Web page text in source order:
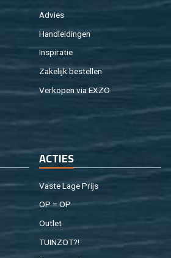
Ad­vies
Hand­lei­din­gen
In­spi­ra­tie
Za­ke­lijk be­stel­len
Ver­ko­pen via EXZO
AC­TIES
Vaste Lage Prijs
OP = OP
Out­let
TUIN­ZOT?!